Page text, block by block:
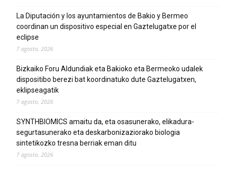
La Diputación y los ayuntamientos de Bakio y Bermeo
coordinan un dispositivo especial en Gaztelugatxe por el
eclipse
7 agosto, 2026
Bizkaiko Foru Aldundiak eta Bakioko eta Bermeoko udalek
dispositibo berezi bat koordinatuko dute Gaztelugatxen,
eklipseagatik
7 agosto, 2026
SYNTHBIOMICS amaitu da, eta osasunerako, elikadura-
segurtasunerako eta deskarbonizaziorako biologia
sintetikozko tresna berriak eman ditu
7 agosto, 2026